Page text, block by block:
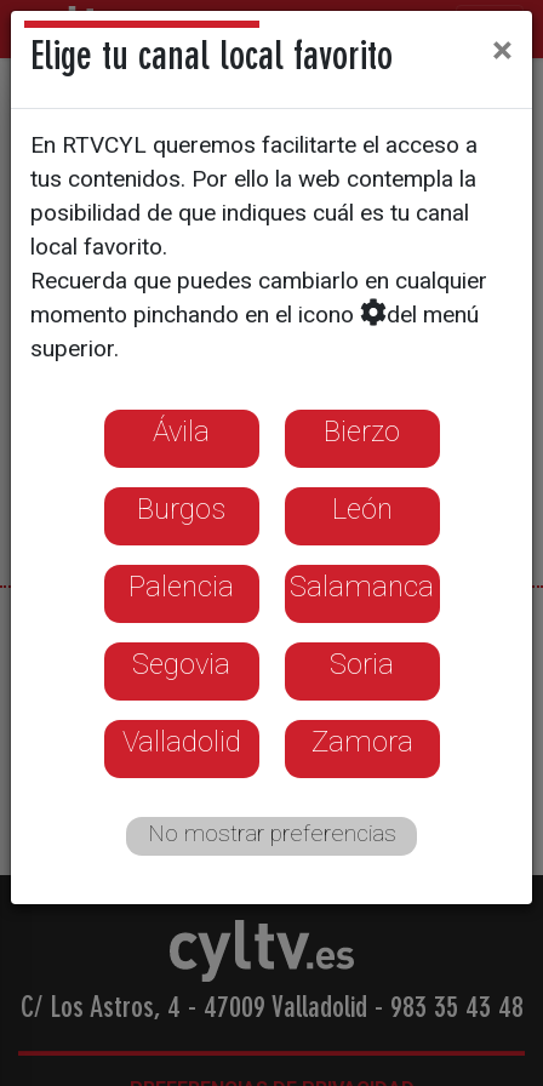
Recepción a la comunidad
cubana
18/05/2026
El Ayuntamiento de Carracedelo organizó un acto
de recepción para dar la bienvenida oficialmente
a la comunidad de vecinos cubanos, una veintena,
que residen en la localidad de Villadepalos
C/ Los Astros, 4 - 47009 Valladolid - 983 35 43 48
Elige tu canal local favorito ×
En RTVCYL queremos facilitarte el acceso a
tus contenidos. Por ello la web contempla la
posibilidad de que indiques cuál es tu canal
local favorito.
Recuerda que puedes cambiarlo en cualquier
momento pinchando en el icono
del menú
superior.
Ávila Bierzo
Burgos León
Palencia Salamanca
Segovia Soria
Valladolid Zamora
No mostrar preferencias